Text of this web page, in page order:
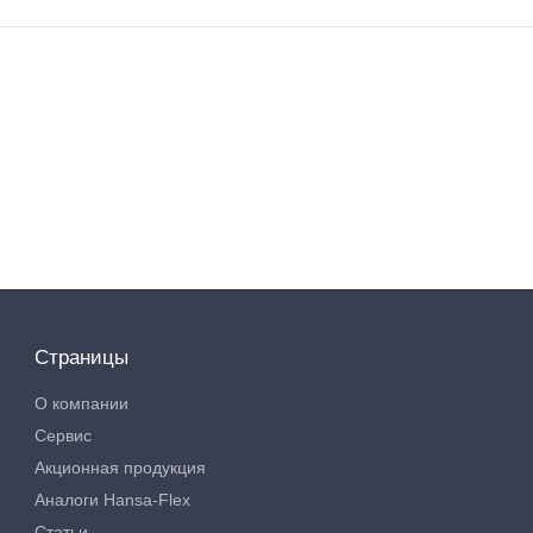
Страницы
О компании
Сервис
Акционная продукция
Аналоги Hansa-Flex